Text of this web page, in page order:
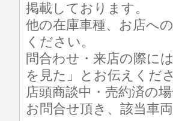
掲載しております。
他の在庫車種、お店へ
ください。
問合わせ・来店の際に
を見た」とお伝えくださ
店頭商談中・売約済の
お問合せ頂き、該当車